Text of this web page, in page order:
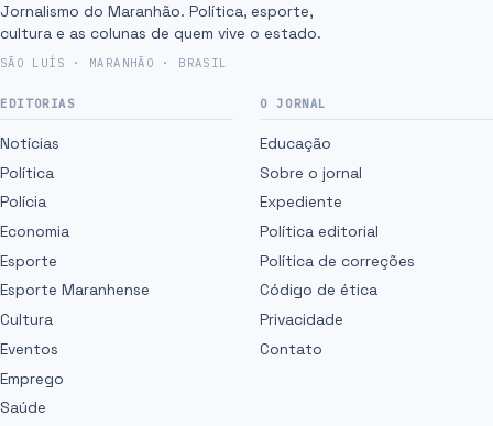
Jornalismo do Maranhão. Política, esporte,
cultura e as colunas de quem vive o estado.
SÃO LUÍS · MARANHÃO · BRASIL
EDITORIAS
Notícias
Política
Polícia
Economia
Esporte
Esporte Maranhense
Cultura
Eventos
Emprego
Saúde
O JORNAL
Educação
Sobre o jornal
Expediente
Política editorial
Política de correções
Código de ética
Privacidade
Contato